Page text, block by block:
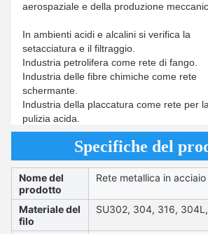
aerospaziale e della produzione
In ambienti acidi e alcalini si verifica la
setacciatura e il filtraggio.
Industria petrolifera come rete di fango.
Industria delle fibre chimiche come rete
schermante.
Industria della placcatura come rete per la
pulizia acida.
Specifiche del
Nome del
prodotto
Rete metallica in
Materiale del
filo
SU302, 304, 316,